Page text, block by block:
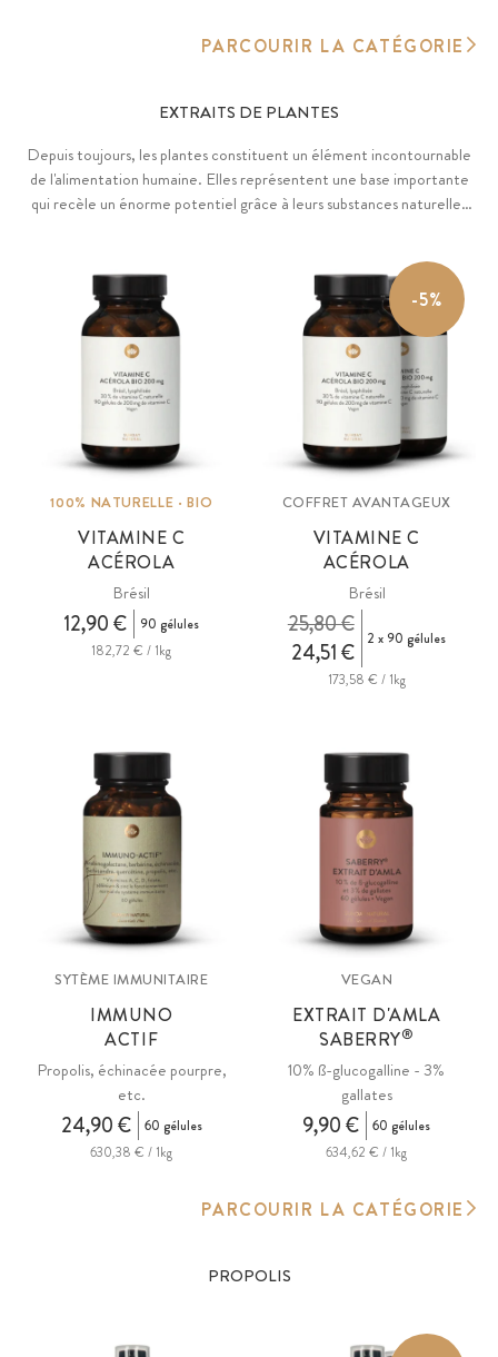
PARCOURIR LA CATÉGORIE
EXTRAITS DE PLANTES
Depuis toujours, les plantes constituent un élément incontournable
de l'alimentation humaine. Elles représentent une base importante
qui recèle un énorme potentiel grâce à leurs substances naturelles
notre gamme diversifiée et de grande qualité.
100% NATURELLE · BIO
VITAMINE C
ACÉROLA
Brésil
12,90 €
90 gélules
182,72 € / 1kg
-5%
COFFRET AVANTAGEUX
VITAMINE C
ACÉROLA
Brésil
24,51 €
25,80 € 2 x 90 gélules
173,58 € / 1kg
SYTÈME IMMUNITAIRE
IMMUNO
ACTIF
Propolis, échinacée pourpre,
etc.
24,90 €
60 gélules
630,38 € / 1kg
VEGAN
EXTRAIT D'AMLA
SABERRY®
10% ß-glucogalline - 3%
gallates
9,90 €
60 gélules
634,62 € / 1kg
PARCOURIR LA CATÉGORIE
PROPOLIS